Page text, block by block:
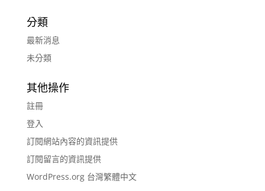
分類
最新消息
未分類
其他操作
註冊
登入
訂閱網站內容的資訊提供
訂閱留言的資訊提供
WordPress.org 台灣繁體中文